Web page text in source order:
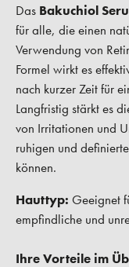
Das Bakuchiol
für alle, die einen
Verwendung von
Formel wirkt es
nach kurzer Zeit für
Langfristig stärkt es
von Irritationen und
ruhigen und
können.
Hauttyp: Geeignet
empfindliche und
Ihre Vorteile im